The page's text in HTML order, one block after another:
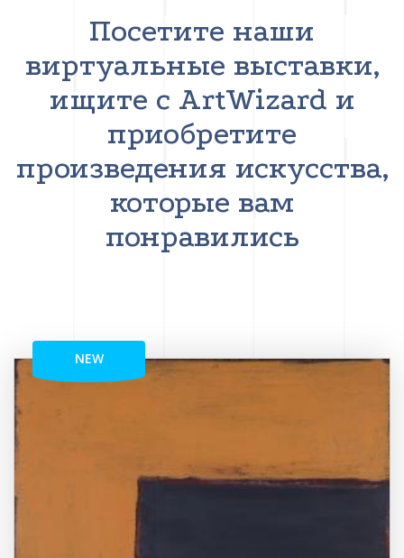
Посетите наши
виртуальные выставки,
ищите с ArtWizard и
приобретите
произведения искусства,
которые вам
понравились
NEW